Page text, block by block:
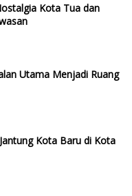
Kota Tua dan
Utama Menjadi Ruang
Kota Baru di Kota